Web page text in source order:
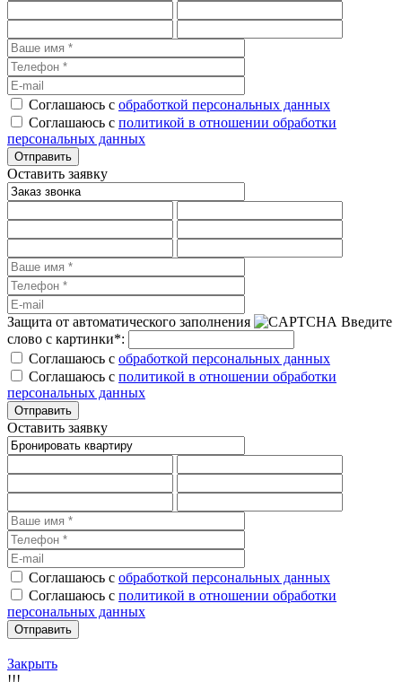
Соглашаюсь с обработкой персональных данных
Соглашаюсь с политикой в отношении обработки
персональных данных
Оставить заявку
Защита от автоматического заполнения
Введите
слово с картинки*:
Соглашаюсь с обработкой персональных данных
Соглашаюсь с политикой в отношении обработки
персональных данных
Оставить заявку
Соглашаюсь с обработкой персональных данных
Соглашаюсь с политикой в отношении обработки
персональных данных
Закрыть